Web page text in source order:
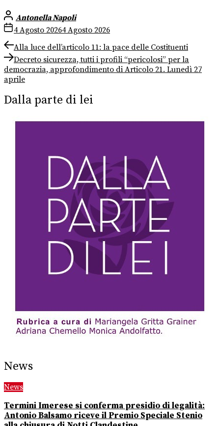
Antonella Napoli
4 Agosto 20264 Agosto 2026
Navigazione
articoli
Previous
post:
Alla luce dell’articolo 11: la pace delle Costituenti
Next
post:
Decreto sicurezza, tutti i profili “pericolosi” per la
democrazia, approfondimento di Articolo 21. Lunedì 27
aprile
Dalla parte di lei
News
News
Termini Imerese si conferma presidio di legalità:
Antonio Balsamo riceve il Premio Speciale Stenio